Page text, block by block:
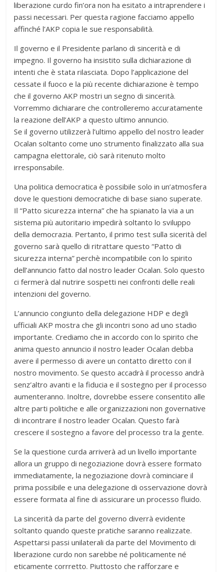
liberazione curdo fin’ora non ha esitato a intraprendere i
passi necessari. Per questa ragione facciamo appello
affinché l’AKP copia le sue responsabilità.
Il governo e il Presidente parlano di sincerità e di
impegno. Il governo ha insistito sulla dichiarazione di
intenti che è stata rilasciata. Dopo l’applicazione del
cessate il fuoco e la più recente dichiarazione è tempo
che il governo AKP mostri un segno di sincerità.
Vorremmo dichiarare che controlleremo accuratamente
la reazione dell’AKP a questo ultimo annuncio.
Se il governo utilizzerà l’ultimo appello del nostro leader
Ocalan soltanto come uno strumento finalizzato alla sua
campagna elettorale, ciò sarà ritenuto molto
irresponsabile.
Una politica democratica è possibile solo in un’atmosfera
dove le questioni democratiche di base siano superate.
Il “Patto sicurezza interna” che ha spianato la via a un
sistema più autoritario impedirà soltanto lo sviluppo
della democrazia. Pertanto, il primo test sulla sicerità del
governo sarà quello di ritrattare questo “Patto di
sicurezza interna” perchè incompatibile con lo spirito
dell’annuncio fatto dal nostro leader Ocalan. Solo questo
ci fermerà dal nutrire sospetti nei confronti delle reali
intenzioni del governo.
L’annuncio congiunto della delegazione HDP e degli
ufficiali AKP mostra che gli incontri sono ad uno stadio
importante. Crediamo che in accordo con lo spirito che
anima questo annuncio il nostro leader Ocalan debba
avere il permesso di avere un contatto diretto con il
nostro movimento. Se questo accadrà il processo andrà
senz’altro avanti e la fiducia e il sostegno per il processo
aumenteranno. Inoltre, dovrebbe essere consentito alle
altre parti politiche e alle organizzazioni non governative
di incontrare il nostro leader Ocalan. Questo farà
crescere il sostegno a favore del processo tra la gente.
Se la questione curda arriverà ad un livello importante
allora un gruppo di negoziazione dovrà essere formato
immediatamente, la negoziazione dovrà cominciare il
prima possibile e una delegazione di osservazione dovrà
essere formata al fine di assicurare un processo fluido.
La sincerità da parte del governo diverrà evidente
soltanto quando queste pratiche saranno realizzate.
Aspettarsi passi unilaterali da parte del Movimento di
liberazione curdo non sarebbe né politicamente né
eticamente corrretto. Piuttosto che rafforzare e